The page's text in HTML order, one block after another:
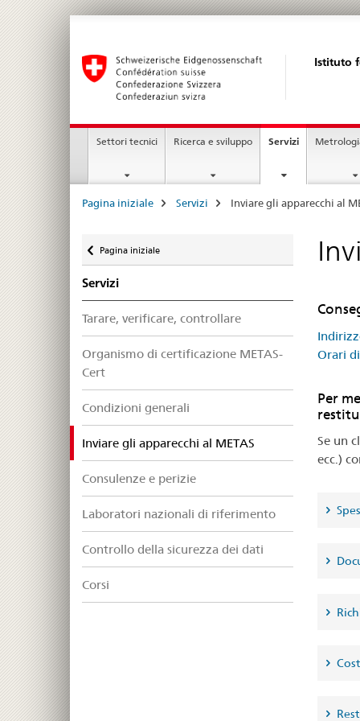
Istituto
Navigation
Settori tecnici Ricerca e sviluppo Servizicurrent
Breadcrumb
Pagina iniziale Servizi Inviare gli apparecchi al
Pagina iniziale
Servizi
Tarare, verificare, controllare
Organismo di certificazione METAS-
Cert
Condizioni generali
Inviare gli apparecchi al METAS
Consulenze e perizie
Laboratori nazionali di riferimento
Controllo della sicurezza dei dati
Corsi
Orari
Per
Se un
ecc.)